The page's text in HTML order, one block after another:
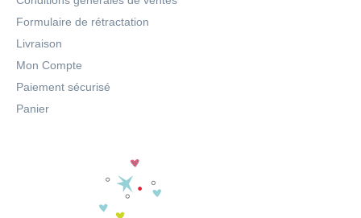
Formulaire de rétractation
Livraison
Mon Compte
Paiement sécurisé
Panier